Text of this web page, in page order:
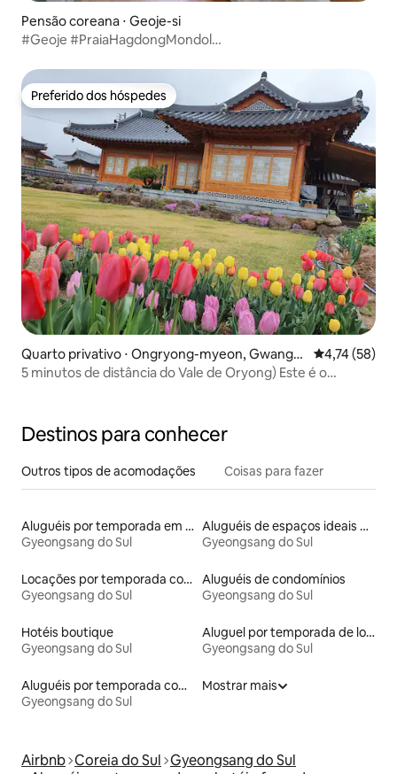
Pensão coreana ⋅ Geoje-si
#Geoje #PraiaHagdongMondol
Preferido dos hóspedes
Preferido dos hóspedes
Quarto privativo ⋅ Ongryong-myeon, Gwangy
ang-si
4,74 de uma
4,74 (58)
5 minutos de distância do Vale de Oryong) Este é o
Destinos para conhecer
Outros tipos de acomodações Coisas para fazer
Aluguéis por temporada em acampamentos
Gyeongsang do Sul
Aluguéis de espaços ideais para famílias
Gyeongsang do Sul
Locações por temporada com piscina
Gyeongsang do Sul
Aluguéis de condomínios
Gyeongsang do Sul
Hotéis boutique
Gyeongsang do Sul
Aluguel por temporada de lofts
Gyeongsang do Sul
Aluguéis por temporada com sauna
Gyeongsang do Sul
Mostrar mais
Airbnb Coreia do Sul Gyeongsang do Sul